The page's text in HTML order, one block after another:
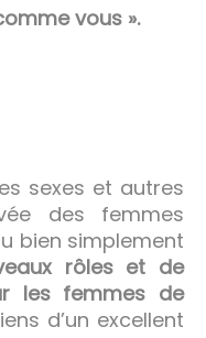
vous ».
sexes et autres
des femmes
bien simplement
rôles et de
les femmes de
d’un excellent